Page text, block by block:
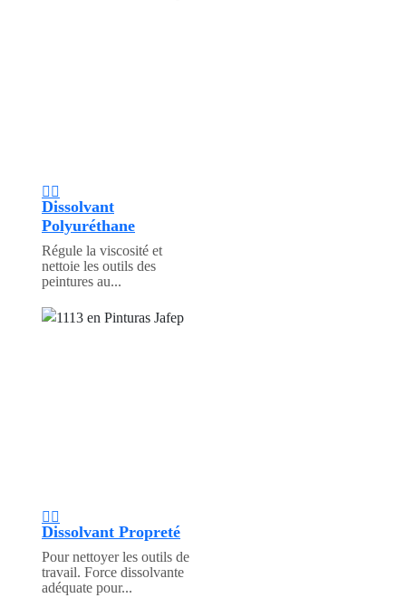
Dissolvant
Polyuréthane
Régule la viscosité et
nettoie les outils des
peintures au...
Dissolvant Propreté
Pour nettoyer les outils de
travail. Force dissolvante
adéquate pour...